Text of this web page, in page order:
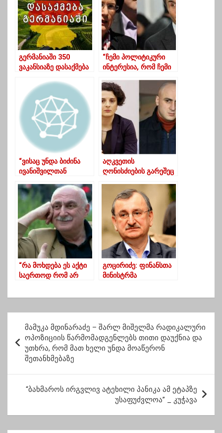
გერმანიაში 350
ვაკანსიაზე დასაქმება
მოქალაქეს სურს
“ჩემი პოლიტიკური
ინტერესია, რომ ჩემი
ივანიშვილის ბოსტანი
და ქვეყანას 21-ე
საუკუნეში არ
მართავდეს
ოლიგარქი”
“ვისაც უნდა ბიძინა
ივანიშვილთან
დენდროპარკში
ესტუმროს ,
სააკაშვილს კი კიევში”
აღკვეთის
ღონისძიების გარეშეც
მეზვრიშვილი მელიაზე
“რა მოხდება ეს აქტი
საერთოდ რომ არ
განხილვაზე
გოცირიძე: ფინანსთა
მინისტრმა
მოიპარეს
ო
ნ
მამუკა მდინარაძე – შარლ მიშელმა რადიკალური
ოპოზიციის წარმომადგენლებს თითი დაუქნია და
უთხრა, რომ მათ ხელი უნდა მოაწერონ
შეთანხმებაზე
“ბახმაროს ირგვლივ ატეხილი პანიკა ამ ეტაპზე
უსაფუძვლოა” _ კუჭავა